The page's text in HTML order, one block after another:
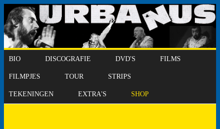
BIO DISCOGRAFIE DVD'S FILMS
FILMPJES TOUR STRIPS
TEKENINGEN EXTRA'S SHOP